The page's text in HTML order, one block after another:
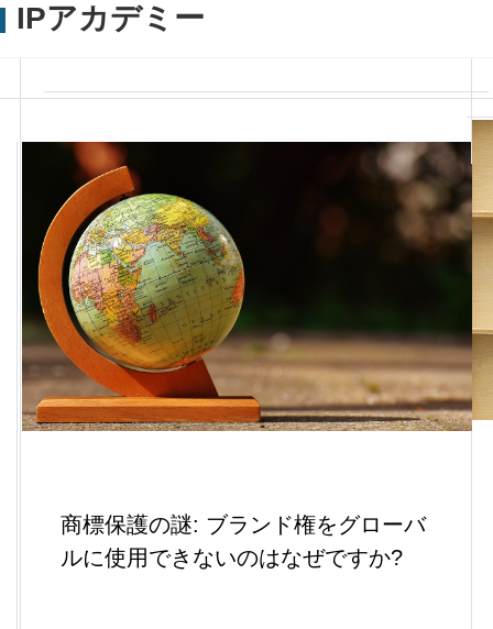
IPアカデミー
商標保護の謎: ブランド権をグローバ
ルに使用できないのはなぜですか?